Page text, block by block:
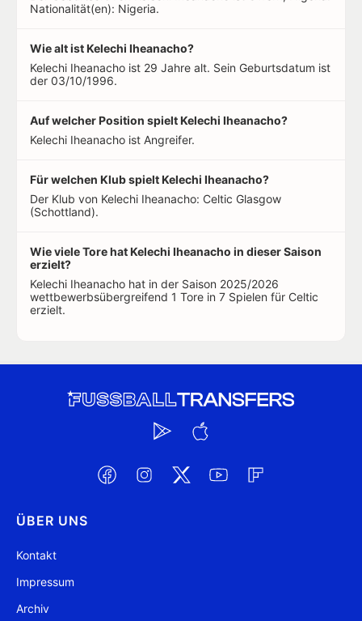
Nationalität(en): Nigeria.
Wie alt ist Kelechi Iheanacho?
Kelechi Iheanacho ist 29 Jahre alt. Sein Geburtsdatum ist
der 03/10/1996.
Auf welcher Position spielt Kelechi Iheanacho?
Kelechi Iheanacho ist Angreifer.
Für welchen Klub spielt Kelechi Iheanacho?
Der Klub von Kelechi Iheanacho: Celtic Glasgow
(Schottland).
Wie viele Tore hat Kelechi Iheanacho in dieser Saison
erzielt?
Kelechi Iheanacho hat in der Saison 2025/2026
wettbewerbsübergreifend 1 Tore in 7 Spielen für Celtic
erzielt.
ÜBER UNS
Kontakt
Impressum
Archiv